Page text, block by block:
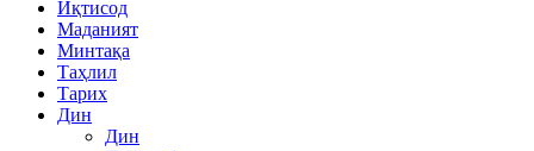
Иқтисод
Mаданият
Минтақа
Таҳлил
Тарих
Дин
Дин